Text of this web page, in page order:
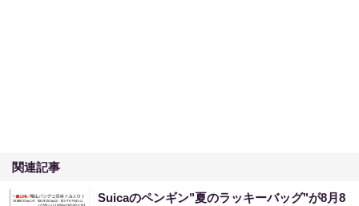
関連記事
Suicaのペンギン"夏のラッキーバッグ"が8月8